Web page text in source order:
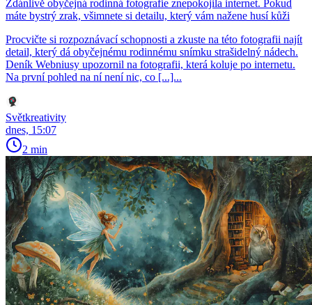
Zdánlivě obyčejná rodinná fotografie znepokojila internet. Pokud
máte bystrý zrak, všimnete si detailu, který vám nažene husí kůži
Procvičte si rozpoznávací schopnosti a zkuste na této fotografii najít
detail, který dá obyčejnému rodinnému snímku strašidelný nádech.
Deník Webniusy upozornil na fotografii, která koluje po internetu.
Na první pohled na ní není nic, co [...]...
Světkreativity
dnes, 15:07
2 min